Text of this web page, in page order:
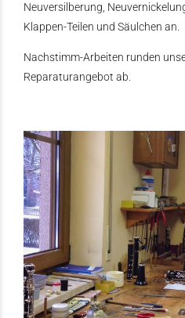
Neuversilberung,
Klappen-Teilen und Säulchen an.
Nachstimm-Arbeiten runden
Reparaturangebot ab.